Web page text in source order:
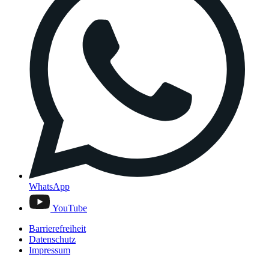
WhatsApp
YouTube
Barrierefreiheit
Datenschutz
Impressum